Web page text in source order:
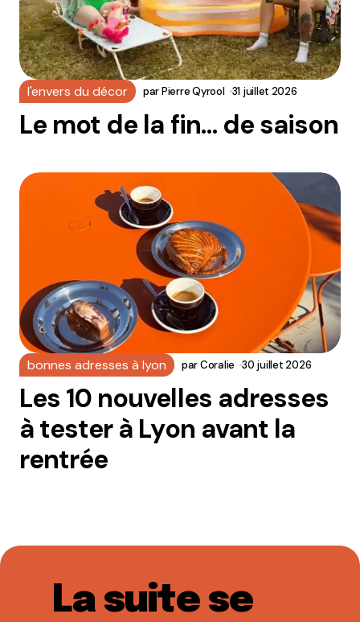
l'envers du décor parPierre Qyrool 31 juillet 2026
Le mot de la fin… de saison
bonnes adresses à lyon parCoralie 30 juillet 2026
Les 10 nouvelles adresses
à tester à Lyon avant la
rentrée
La suite se